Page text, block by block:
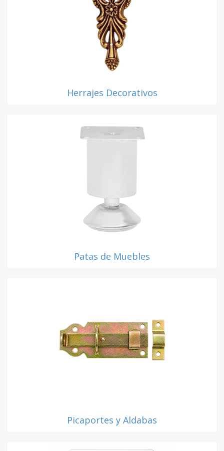
Herrajes Decorativos
Patas de Muebles
Picaportes y Aldabas